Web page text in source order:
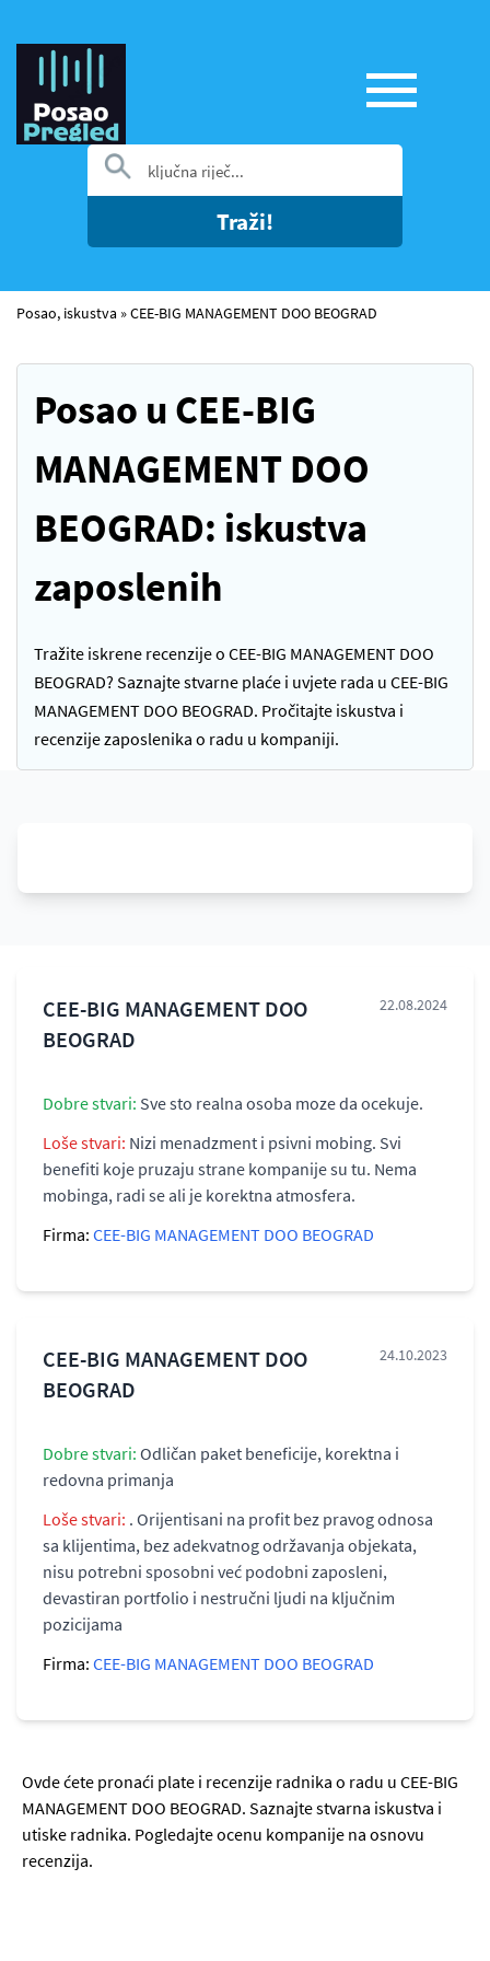
Traži!
Posao, iskustva »CEE-BIG MANAGEMENT DOO BEOGRAD
Posao u CEE-BIG
MANAGEMENT DOO
BEOGRAD: iskustva
zaposlenih
Tražite iskrene recenzije o CEE-BIG MANAGEMENT DOO
BEOGRAD? Saznajte stvarne plaće i uvjete rada u CEE-BIG
MANAGEMENT DOO BEOGRAD. Pročitajte iskustva i
recenzije zaposlenika o radu u kompaniji.
CEE-BIG MANAGEMENT DOO
BEOGRAD
22.08.2024
Dobre stvari: Sve sto realna osoba moze da ocekuje.
Loše stvari: Nizi menadzment i psivni mobing. Svi
benefiti koje pruzaju strane kompanije su tu. Nema
mobinga, radi se ali je korektna atmosfera.
Firma: CEE-BIG MANAGEMENT DOO BEOGRAD
CEE-BIG MANAGEMENT DOO
BEOGRAD
24.10.2023
Dobre stvari: Odličan paket beneficije, korektna i
redovna primanja
Loše stvari: . Orijentisani na profit bez pravog odnosa
sa klijentima, bez adekvatnog održavanja objekata,
nisu potrebni sposobni već podobni zaposleni,
devastiran portfolio i nestručni ljudi na ključnim
pozicijama
Firma: CEE-BIG MANAGEMENT DOO BEOGRAD
Ovde ćete pronaći plate i recenzije radnika o radu u CEE-BIG
MANAGEMENT DOO BEOGRAD. Saznajte stvarna iskustva i
utiske radnika. Pogledajte ocenu kompanije na osnovu
recenzija.